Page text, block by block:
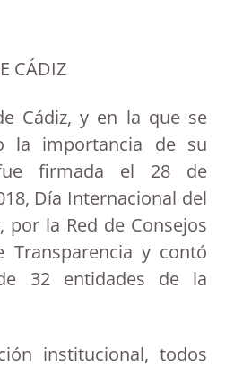
CÁDIZ
Cádiz, y en la que se
la importancia de su
firmada el 28 de
Día Internacional del
por la Red de Consejos
Transparencia y contó
32 entidades de la
institucional, todos